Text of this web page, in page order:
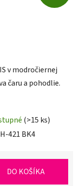
v modročiernej
čaru a pohodlie.
(>15 ks)
421 BK4
DO KOŠÍKA